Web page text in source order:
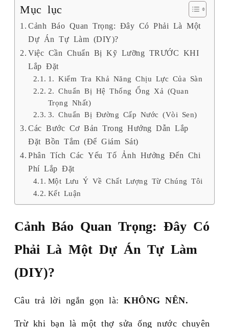
Mục lục
Cảnh Báo Quan Trọng: Đây Có Phải Là Một
Dự Án Tự Làm (DIY)?
Việc Cần Chuẩn Bị Kỹ Lưỡng TRƯỚC KHI
Lắp Đặt
1. Kiểm Tra Khả Năng Chịu Lực Của Sàn
2. Chuẩn Bị Hệ Thống Ống Xả (Quan
Trọng Nhất)
3. Chuẩn Bị Đường Cấp Nước (Vòi Sen)
Các Bước Cơ Bản Trong Hướng Dẫn Lắp
Đặt Bồn Tắm (Để Giám Sát)
Phân Tích Các Yếu Tố Ảnh Hưởng Đến Chi
Phí Lắp Đặt
Một Lưu Ý Về Chất Lượng Từ Chúng Tôi
Kết Luận
Cảnh Báo Quan Trọng: Đây Có
Phải Là Một Dự Án Tự Làm
(DIY)?
Câu trả lời ngắn gọn là:KHÔNG NÊN.
Trừ khi bạn là một thợ sửa ống nước chuyên